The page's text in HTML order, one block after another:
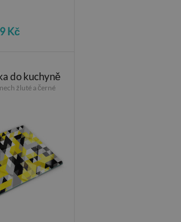
Kč
do kuchyně
žluté a černé